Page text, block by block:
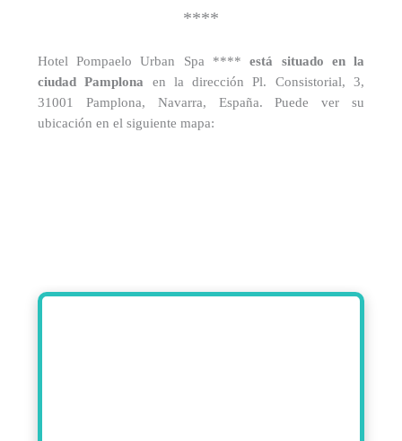
****
Hotel Pompaelo Urban Spa ****está situado en la
ciudad Pamplona en la dirección Pl. Consistorial, 3,
31001 Pamplona, Navarra, España. Puede ver su
ubicación en el siguiente mapa: